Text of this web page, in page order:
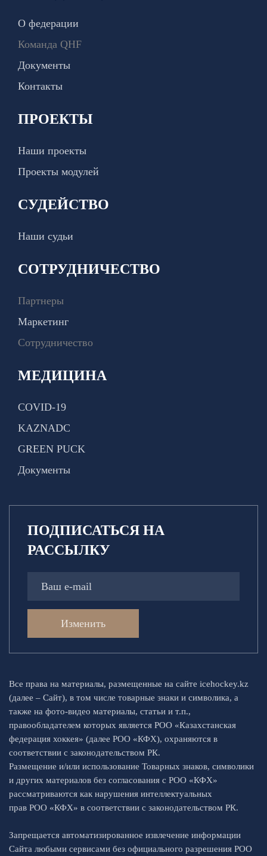
О федерации
Команда QHF
Документы
Контакты
ПРОЕКТЫ
Наши проекты
Проекты модулей
СУДЕЙСТВО
Наши судьи
СОТРУДНИЧЕСТВО
Партнеры
Маркетинг
Сотрудничество
МЕДИЦИНА
COVID-19
KAZNADC
GREEN PUCK
Документы
ПОДПИСАТЬСЯ НА
РАССЫЛКУ
Изменить
Все права на материалы, размещенные на сайте icehockey.kz
(далее – Сайт), в том числе товарные знаки и символика, а
также на фото-видео материалы, статьи и т.п.,
правообладателем которых является РОО «Казахстанская
федерация хоккея» (далее РОО «КФХ), охраняются в
соответствии с законодательством РК.
Размещение и/или использование Товарных знаков, символики
и других материалов без согласования с РОО «КФХ»
рассматриваются как нарушения интеллектуальных
прав РОО «КФХ» в соответствии с законодательством РК.
Запрещается автоматизированное извлечение информации
Сайта любыми сервисами без официального разрешения РОО